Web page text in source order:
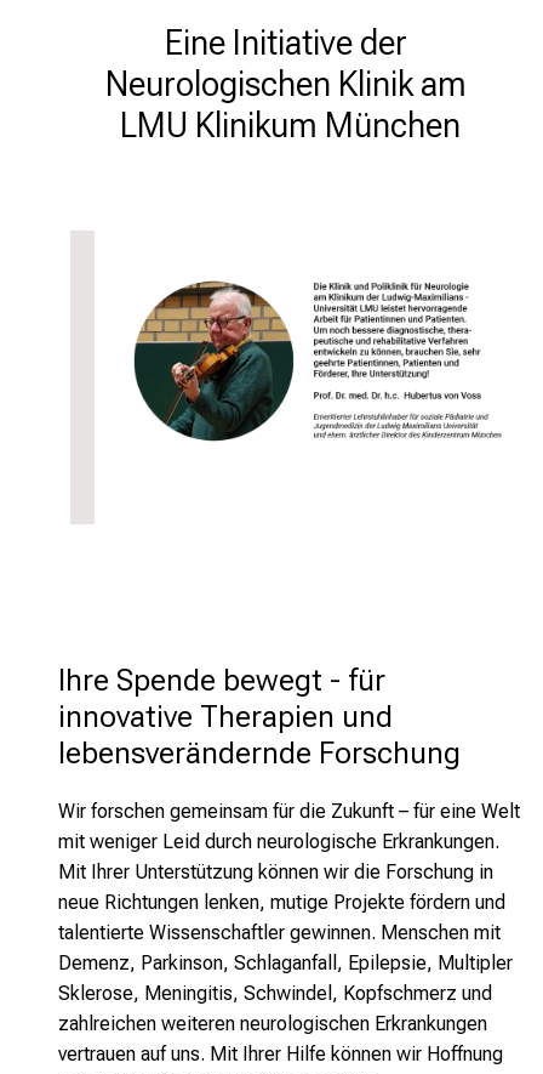
Eine Initiative der
Neurologischen Klinik am
LMU Klinikum München
Ihre Spende bewegt - für
innovative Therapien und
lebensverändernde Forschung
Wir forschen gemeinsam für die Zukunft – für eine Welt
mit weniger Leid durch neurologische Erkrankungen.
Mit Ihrer Unterstützung können wir die Forschung in
neue Richtungen lenken, mutige Projekte fördern und
talentierte Wissenschaftler gewinnen. Menschen mit
Demenz, Parkinson, Schlaganfall, Epilepsie, Multipler
Sklerose, Meningitis, Schwindel, Kopfschmerz und
zahlreichen weiteren neurologischen Erkrankungen
vertrauen auf uns. Mit Ihrer Hilfe können wir Hoffnung